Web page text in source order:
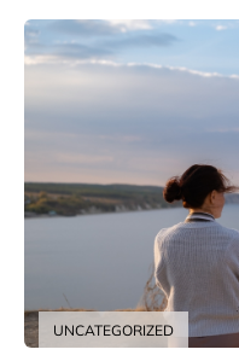
UNCATEGORIZED